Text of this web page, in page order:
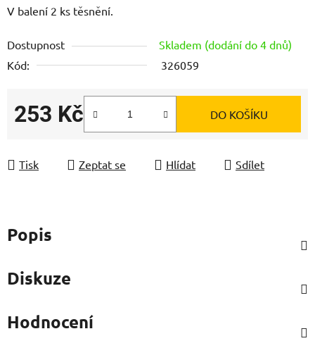
V balení 2 ks těsnění.
Dostupnost
Skladem (dodání do 4 dnů)
Kód:
326059
253 Kč DO KOŠÍKU
Tisk Zeptat se Hlídat Sdílet
Popis
Diskuze
Hodnocení